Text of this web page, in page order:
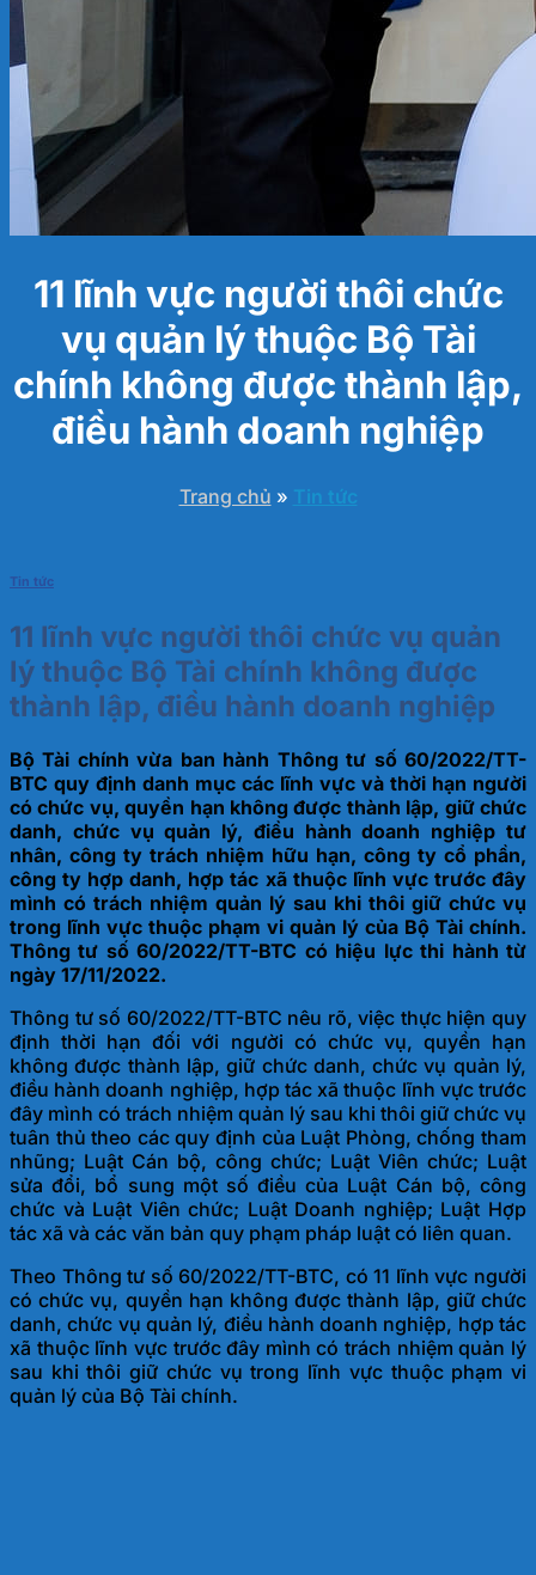
11 lĩnh vực người thôi chức
vụ quản lý thuộc Bộ Tài
chính không được thành lập,
điều hành doanh nghiệp
Trang chủ » Tin tức
Tin tức
11 lĩnh vực người thôi chức vụ quản
lý thuộc Bộ Tài chính không được
thành lập, điều hành doanh nghiệp
Bộ Tài chính vừa ban hành Thông tư số 60/2022/TT-
BTC quy định danh mục các lĩnh vực và thời hạn người
có chức vụ, quyền hạn không được thành lập, giữ chức
danh, chức vụ quản lý, điều hành doanh nghiệp tư
nhân, công ty trách nhiệm hữu hạn, công ty cổ phần,
công ty hợp danh, hợp tác xã thuộc lĩnh vực trước đây
mình có trách nhiệm quản lý sau khi thôi giữ chức vụ
trong lĩnh vực thuộc phạm vi quản lý của Bộ Tài chính.
Thông tư số 60/2022/TT-BTC có hiệu lực thi hành từ
ngày 17/11/2022.
Thông tư số 60/2022/TT-BTC nêu rõ, việc thực hiện quy
định thời hạn đối với người có chức vụ, quyền hạn
không được thành lập, giữ chức danh, chức vụ quản lý,
điều hành doanh nghiệp, hợp tác xã thuộc lĩnh vực trước
đây mình có trách nhiệm quản lý sau khi thôi giữ chức vụ
tuân thủ theo các quy định của Luật Phòng, chống tham
nhũng; Luật Cán bộ, công chức; Luật Viên chức; Luật
sửa đổi, bổ sung một số điều của Luật Cán bộ, công
chức và Luật Viên chức; Luật Doanh nghiệp; Luật Hợp
tác xã và các văn bản quy phạm pháp luật có liên quan.
Theo Thông tư số 60/2022/TT-BTC, có 11 lĩnh vực người
có chức vụ, quyền hạn không được thành lập, giữ chức
danh, chức vụ quản lý, điều hành doanh nghiệp, hợp tác
xã thuộc lĩnh vực trước đây mình có trách nhiệm quản lý
sau khi thôi giữ chức vụ trong lĩnh vực thuộc phạm vi
quản lý của Bộ Tài chính.